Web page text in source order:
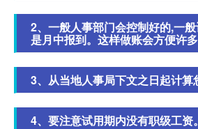
2、一般人事部门会控制好的,一
是月中报到。这样做账会方便许多
3、从当地人事局下文之日起计算
4、要注意试用期内没有职级工资